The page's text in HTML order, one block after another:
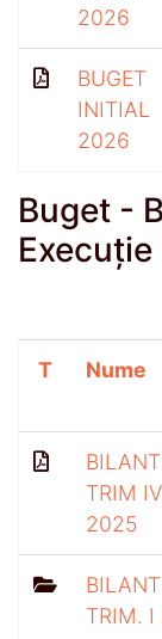
2026
BUGET
INITIAL
2026
Buget -
T Nume
BILANT
TRIM IV
2025
BILANT
TRIM.